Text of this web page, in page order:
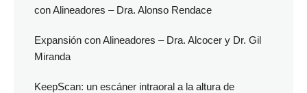
con Alineadores – Dra. Alonso Rendace
Expansión con Alineadores – Dra. Alcocer y Dr. Gil
Miranda
KeepScan: un escáner intraoral a la altura de